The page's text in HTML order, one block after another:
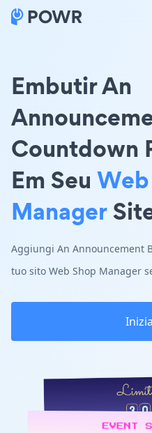
Embutir An
Countdown
Em Seu
Manager
Aggiungi An Announcement
tuo sito Web Shop Manager